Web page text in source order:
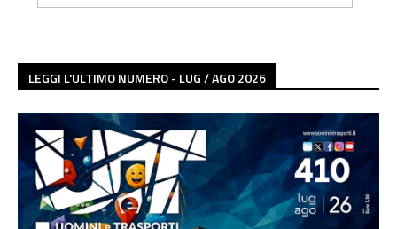
LEGGI L'ULTIMO NUMERO - LUG / AGO 2026